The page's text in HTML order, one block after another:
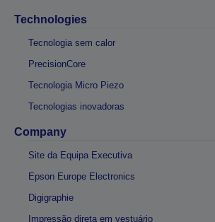
Technologies
Tecnologia sem calor
PrecisionCore
Tecnologia Micro Piezo
Tecnologias inovadoras
Company
Site da Equipa Executiva
Epson Europe Electronics
Digigraphie
Impressão direta em vestuário